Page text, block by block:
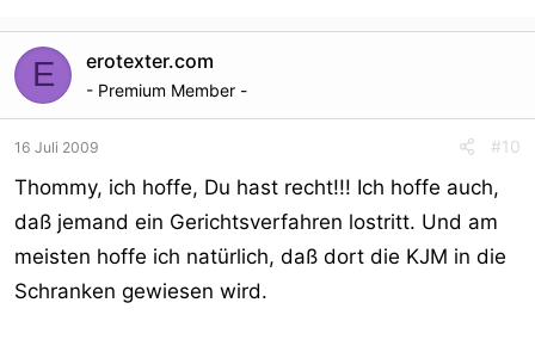
E erotexter.com
- Premium Member -
16 Juli 2009 #10
Thommy, ich hoffe, Du hast recht!!! Ich hoffe auch,
daß jemand ein Gerichtsverfahren lostritt. Und am
meisten hoffe ich natürlich, daß dort die KJM in die
Schranken gewiesen wird.